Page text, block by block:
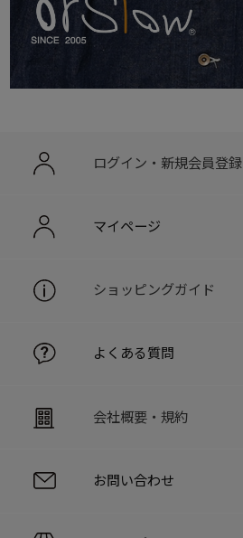
ログイン・新規会員登録
マイページ
ショッピングガイド
よくある質問
会社概要・規約
お問い合わせ